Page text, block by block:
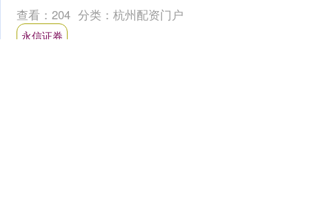
将直接获得2027年巴西女足世界杯的参
赛资格，....
查看： 204 分类： 杭州配资门户
永信证券